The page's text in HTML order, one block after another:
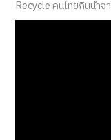
Recycle คนไทยกินน้ำ